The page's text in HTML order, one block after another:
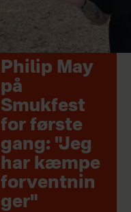
Philip May
på
Smukfest
for første
gang: "Jeg
har kæmpe
forventnin
ger"